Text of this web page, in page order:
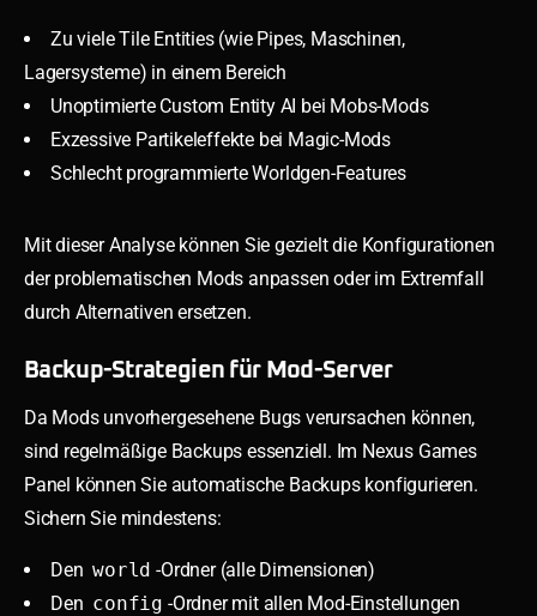
Zu viele Tile Entities (wie Pipes, Maschinen,
Lagersysteme) in einem Bereich
Unoptimierte Custom Entity AI bei Mobs-Mods
Exzessive Partikeleffekte bei Magic-Mods
Schlecht programmierte Worldgen-Features
Mit dieser Analyse können Sie gezielt die Konfigurationen
der problematischen Mods anpassen oder im Extremfall
durch Alternativen ersetzen.
Backup-Strategien für Mod-Server
Da Mods unvorhergesehene Bugs verursachen können,
sind regelmäßige Backups essenziell. Im Nexus Games
Panel können Sie automatische Backups konfigurieren.
Sichern Sie mindestens:
Den world -Ordner (alle Dimensionen)
Den config -Ordner mit allen Mod-Einstellungen